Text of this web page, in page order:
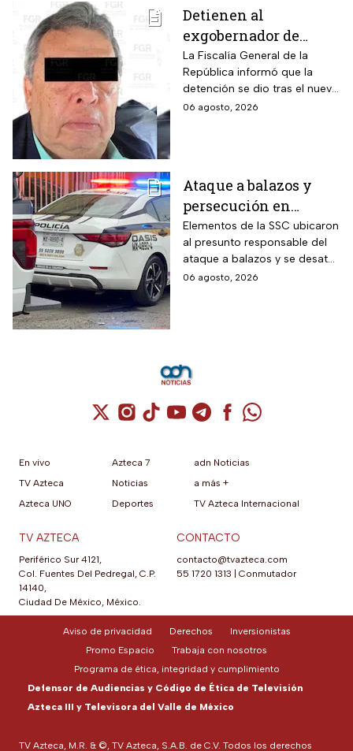
Detienen al
exgobernador de
Guerrero, Ángel
Aguirre, por el Caso
Ayotzinapa
La Fiscalía General de la
República informó que la
detención se dio tras el nuevo
modelo de investigación
06 agosto, 2026
Ataque a balazos y
persecución en
Álvaro Obregón,
CDMX, hoy 6 de agosto
Elementos de la SSC ubicaron
al presunto responsable del
ataque a balazos y se desató
una persecución
06 agosto, 2026
Cuenta de X / Twitter (se abre en una
Cuenta de Instagram (se abre en una
Cuenta de TikTok (se abre en
Cuenta de YouTube (se abre
Cuenta de Telegram (se
Cuenta de
Cuenta de
En vivo
TV Azteca
Azteca UNO
Azteca 7
Noticias
Deportes
adn Noticias
a más +
TV Azteca Internacional
TV AZTECA
Periférico Sur 4121,
Col. Fuentes Del Pedregal, C.P.
14140,
Ciudad De México, México.
CONTACTO
contacto@tvazteca.com
55 1720 1313
Conmutador
TV Azteca, M.R. & ©, TV Azteca, S.A.B. de C.V. Todos los derechos
Aviso de privacidad Derechos
Inversionistas
Promo Espacio
Trabaja con nosotros
Programa de ética, integridad y cumplimiento
Defensor de Audiencias y Código de Ética de Televisión
Azteca III y Televisora del Valle de México